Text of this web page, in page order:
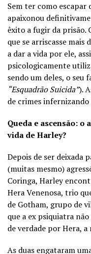
Sem ter como escapar
apaixonou
êxito a fugir da prisão.
que se arriscasse mais
a dar a vida por ele,
psicologicamente
sendo um deles, o seu
“Esquadrão Suicida”).
de crimes
Queda e ascensão:
vida de Harley?
Depois de ser deixada
(muitas mesmo)
Coringa, Harley
Hera Venenosa, trio
de Gotham, grupo de
que a ex psiquiatra
de verdade por Hera,
As duas engataram